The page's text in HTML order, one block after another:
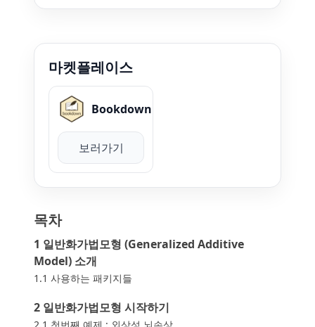
마켓플레이스
Bookdown
보러가기
목차
1 일반화가법모형 (Generalized Additive
Model) 소개
1.1 사용하는 패키지들
2 일반화가법모형 시작하기
2.1 첫번째 예제 : 외상성 뇌손상